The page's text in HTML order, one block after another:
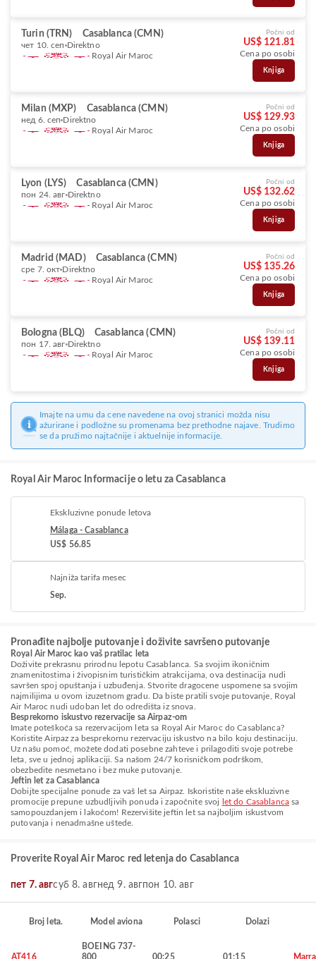
Turin (TRN) Casablanca (CMN)
чет 10. сеп Direktno
Royal Air Maroc
Počni od
US$ 121.81
Cena po osobi
Knjiga
Milan (MXP) Casablanca (CMN)
нед 6. сеп Direktno
Royal Air Maroc
Počni od
US$ 129.93
Cena po osobi
Knjiga
Lyon (LYS) Casablanca (CMN)
пон 24. авг Direktno
Royal Air Maroc
Počni od
US$ 132.62
Cena po osobi
Knjiga
Madrid (MAD) Casablanca (CMN)
сре 7. окт Direktno
Royal Air Maroc
Počni od
US$ 135.26
Cena po osobi
Knjiga
Bologna (BLQ) Casablanca (CMN)
пон 17. авг Direktno
Royal Air Maroc
Počni od
US$ 139.11
Cena po osobi
Knjiga
Imajte na umu da cene navedene na ovoj stranici možda nisu
ažurirane i podložne su promenama bez prethodne najave. Trudimo
se da pružimo najtačnije i aktuelnije informacije.
Royal Air Maroc Informacije o letu za Casablanca
Ekskluzivne ponude letova
Málaga - Casablanca
US$ 56.85
Najniža tarifa mesec
Sep.
Pronađite najbolje putovanje i doživite savršeno putovanje
Royal Air Maroc kao vaš pratilac leta
Doživite prekrasnu prirodnu lepotu Casablanca. Sa svojim ikoničnim
znamenitostima i živopisnim turističkim atrakcijama, ova destinacija nudi
savršen spoj opuštanja i uzbuđenja. Stvorite dragocene uspomene sa svojim
najmilijima u ovom izuzetnom gradu. Da biste pratili svoje putovanje, Royal
Air Maroc nudi udoban let do odredišta iz snova.
Besprekorno iskustvo rezervacije sa Airpaz-om
Imate poteškoća sa rezervacijom leta sa Royal Air Maroc do Casablanca?
Koristite Airpaz za besprekornu rezervaciju iskustvo na bilo koju destinaciju.
Uz našu pomoć, možete dodati posebne zahteve i prilagoditi svoje potrebe
leta, sve u jednoj aplikaciji. Sa našom 24/7 korisničkom podrškom,
obezbedite nesmetano i bez muke putovanje.
Jeftin let za Casablanca
Dobijte specijalne ponude za vaš let sa Airpaz. Iskoristite naše ekskluzivne
promocije prepune uzbudljivih ponuda i započnite svoj
let do Casablancasa
samopouzdanjem i lakoćom! Rezervišite jeftin let sa najboljim iskustvom
putovanja i nenadmašne uštede.
Proverite Royal Air Maroc red letenja do Casablanca
пет 7. авгсуб 8. авгнед 9. авгпон 10. авг
Broj leta. Model aviona Polasci Dolazi
AT416
BOEING 737-
800
00:25 01:15